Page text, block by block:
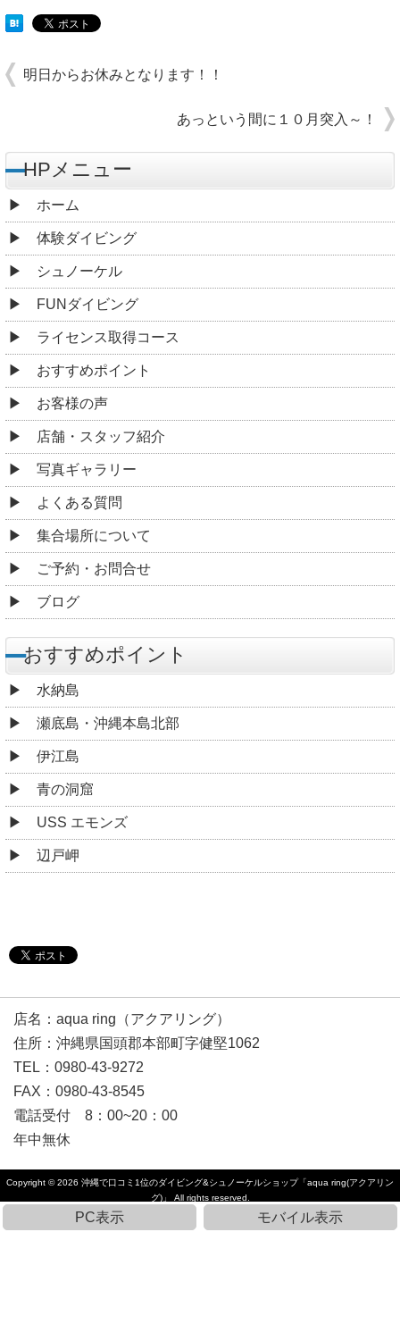
明日からお休みとなります！！
あっという間に１０月突入～！
HPメニュー
ホーム
体験ダイビング
シュノーケル
FUNダイビング
ライセンス取得コース
おすすめポイント
お客様の声
店舗・スタッフ紹介
写真ギャラリー
よくある質問
集合場所について
ご予約・お問合せ
ブログ
おすすめポイント
水納島
瀬底島・沖縄本島北部
伊江島
青の洞窟
USS エモンズ
辺戸岬
店名：aqua ring（アクアリング）
住所：沖縄県国頭郡本部町字健堅1062
TEL：0980-43-9272
FAX：0980-43-8545
電話受付 8：00~20：00
年中無休
Copyright © 2026 沖縄で口コミ1位のダイビング&シュノーケルショップ「aqua ring(アクアリン
グ)」
All rights reserved.
PC表示 モバイル表示